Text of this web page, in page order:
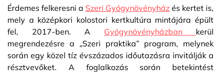
Érdemes felkeresni a Szeri Gyógynövényház és kertet is,
mely a középkori kolostori kertkultúra mintájára épült
fel, 2017-ben. A Gyógynövényházban kerül
megrendezésre a „Szeri praktika” program, melynek
során egy közel tíz évszázados időutazásra invitálják a
résztvevőket. A foglalkozás során betekintést